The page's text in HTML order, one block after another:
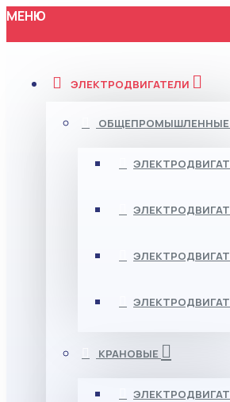
МЕНЮ
ЭЛЕКТРОДВИГАТЕЛИ
ОБЩЕПРОМЫШЛЕННЫЕ
КРАНОВЫЕ